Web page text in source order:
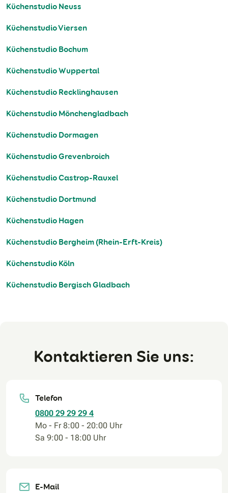
Küchenstudio Neuss
Küchenstudio Viersen
Küchenstudio Bochum
Küchenstudio Wuppertal
Küchenstudio Recklinghausen
Küchenstudio Mönchengladbach
Küchenstudio Dormagen
Küchenstudio Grevenbroich
Küchenstudio Castrop-Rauxel
Küchenstudio Dortmund
Küchenstudio Hagen
Küchenstudio Bergheim (Rhein-Erft-Kreis)
Küchenstudio Köln
Küchenstudio Bergisch Gladbach
Kontaktieren Sie uns:
Telefon
0800 29 29 29 4
Mo - Fr 8:00 - 20:00 Uhr
Sa 9:00 - 18:00 Uhr
E-Mail